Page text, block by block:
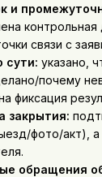
и
связи с
сути: указано,
почему
фиксация
закрытия:
фото/акт), а
обращения